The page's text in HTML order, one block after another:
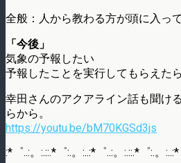
全般：人から教わる方が頭に入って
「今後」
気象の予報したい
予報したことを実行してもらえた
幸田さんのアクアライン話も聞け
らから。
https://youtu.be/bM70KGSd3js
:*゜..:。:.::.*゜:.。:..:*゜..:。:.::.*゜:.。